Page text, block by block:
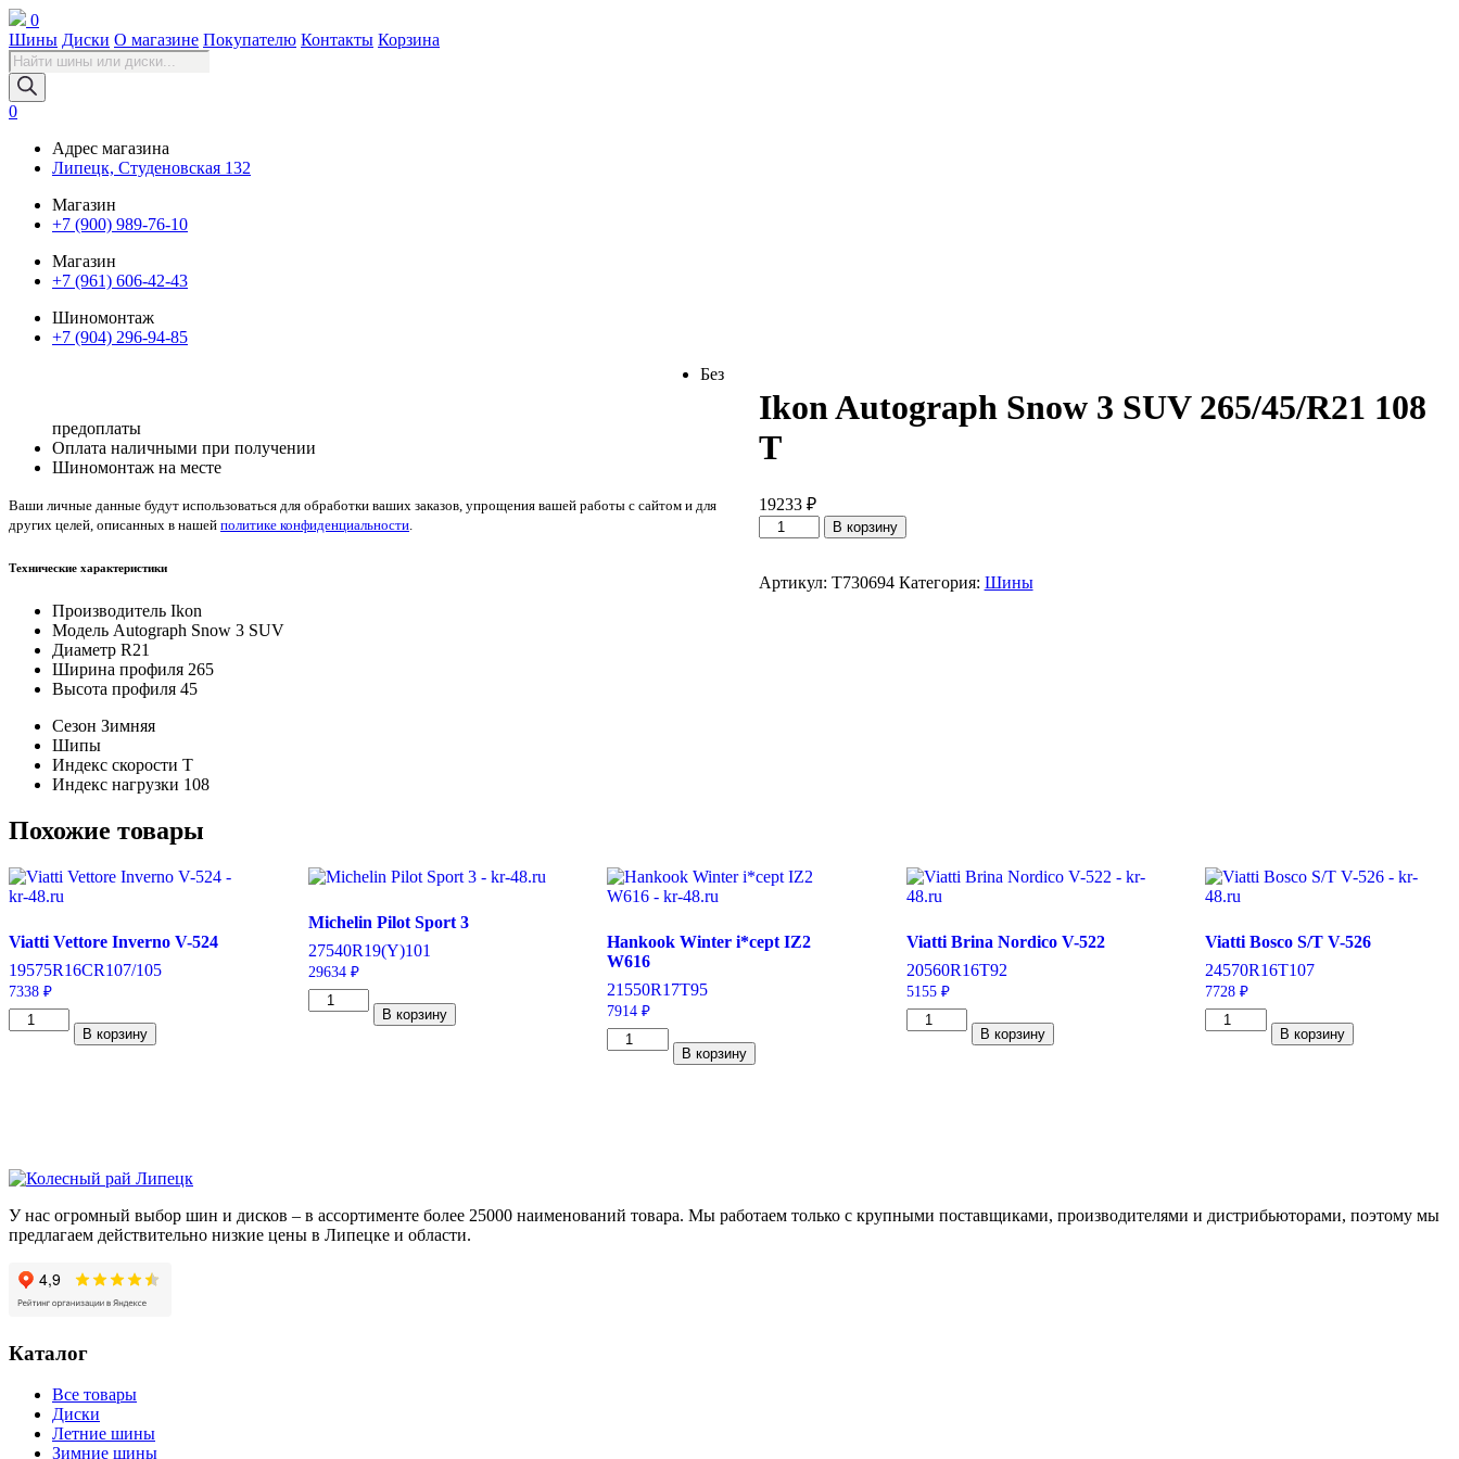
0
Шины Диски О магазине Покупателю Контакты Корзина
Поиск
товаров
0
Адрес магазина
Липецк, Студеновская 132
Магазин
+7 (900) 989-76-10
Магазин
+7 (961) 606-42-43
Шиномонтаж
+7 (904) 296-94-85
Ikon Autograph Snow 3 SUV 265/45/R21 108
T
19233 ₽
Количество
товара
Autograph
В корзину
Артикул: T730694 Категория: Шины
Без
предоплаты
Оплата наличными при получении
Шиномонтаж на месте
Ваши личные данные будут использоваться для обработки ваших заказов, упрощения вашей работы с сайтом и для
других целей, описанных в нашей политике конфиденциальности.
Технические характеристики
Производитель Ikon
Модель Autograph Snow 3 SUV
Диаметр R21
Ширина профиля 265
Высота профиля 45
Сезон Зимняя
Шипы
Индекс скорости T
Индекс нагрузки 108
Похожие товары
Viatti Vettore Inverno V-524
19575R16CR107/105
7338 ₽
Количество
товара
107/105
R
В корзину
Michelin Pilot Sport 3
27540R19(Y)101
29634 ₽
Количество
товара
В корзину
Hankook Winter i*cept IZ2
W616
21550R17T95
7914₽
Количество
товара
T
В корзину
Viatti Brina Nordico V-522
20560R16T92
5155 ₽
Количество
товара
В корзину
Viatti Bosco S/T V-526
24570R16T107
7728₽
Количество
товара
В корзину
У нас огромный выбор шин и дисков – в ассортименте более 25000 наименований товара. Мы работаем только с крупными поставщиками, производителями и дистрибьюторами, поэтому мы
предлагаем действительно низкие цены в Липецке и области.
Каталог
Все товары
Диски
Летние шины
Зимние шины